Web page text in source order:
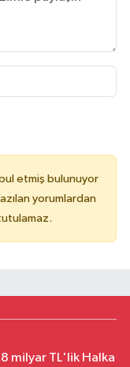
etmiş bulunuyor
yorumlardan
milyar TL'lik Halka